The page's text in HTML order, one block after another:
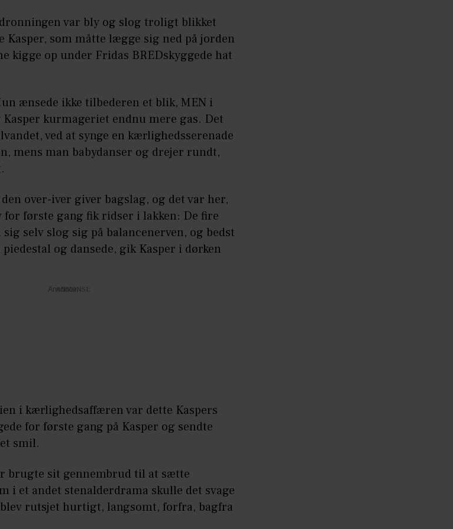
var bly og slog troligt blikket
Kasper, som måtte lægge sig ned på jorden
kigge op under Fridas BREDskyggede hat
ænsede ikke tilbederen et blik, MEN i
kurmageriet endnu mere gas. Det
ved at synge en kærlighedsserenade
mens man babydanser og drejer rundt,
over-iver giver bagslag, og det var her,
for første gang fik ridser i lakken: De fire
selv slog sig på balancenerven, og bedst
og dansede, gik Kasper i dørken
Annonce
i kærlighedsaffæren var dette Kaspers
for første gang på Kasper og sendte
smil.
brugte sit gennembrud til at sætte
i et andet stenalderdrama skulle det svage
rutsjet hurtigt, langsomt, forfra, bagfra